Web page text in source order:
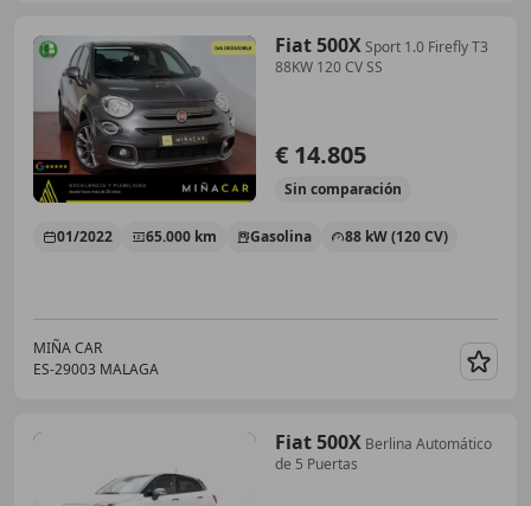
Fiat 500XSport 1.0 Firefly T3
88KW 120 CV SS
€ 14.805
Sin comparación
01/2022 65.000 km Gasolina 88 kW (120 CV)
MIÑA CAR
ES-29003 MALAGA
Fiat 500X Berlina Automático
de 5 Puertas